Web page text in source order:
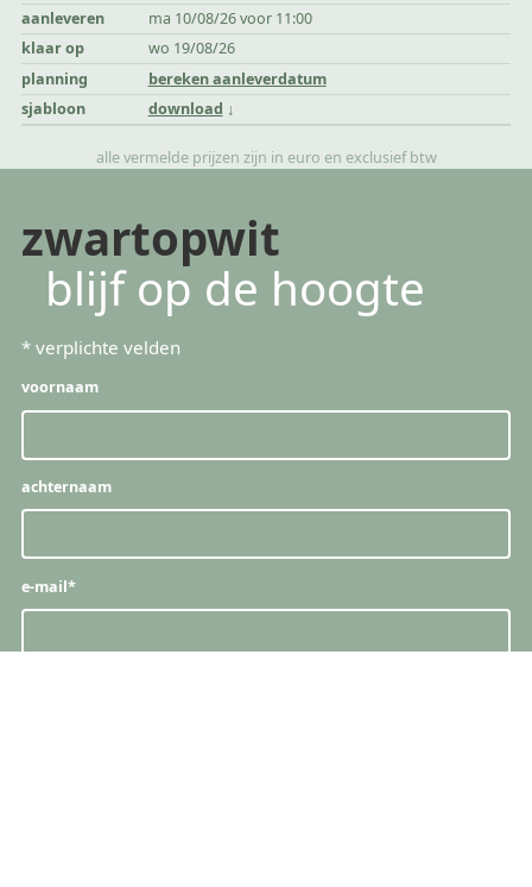
aanleveren
ma 10/08/26 voor 11:00
klaar op
wo 19/08/26
planning
bereken aanleverdatum
sjabloon
download
alle vermelde prijzen zijn in euro en exclusief btw
zwartopwit
blijf op de hoogte
* verplichte velden
voornaam
achternaam
e-mail*